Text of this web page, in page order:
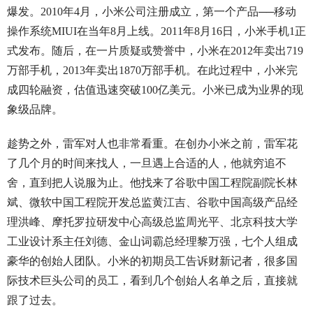
爆发。2010年4月，小米公司注册成立，第一个产品──移动
操作系统MIUI在当年8月上线。2011年8月16日，小米手机1正
式发布。随后，在一片质疑或赞誉中，小米在2012年卖出719
万部手机，2013年卖出1870万部手机。在此过程中，小米完
成四轮融资，估值迅速突破100亿美元。小米已成为业界的现
象级品牌。
趁势之外，雷军对人也非常看重。在创办小米之前，雷军花
了几个月的时间来找人，一旦遇上合适的人，他就穷追不
舍，直到把人说服为止。他找来了谷歌中国工程院副院长林
斌、微软中国工程院开发总监黄江吉、谷歌中国高级产品经
理洪峰、摩托罗拉研发中心高级总监周光平、北京科技大学
工业设计系主任刘德、金山词霸总经理黎万强，七个人组成
豪华的创始人团队。小米的初期员工告诉财新记者，很多国
际技术巨头公司的员工，看到几个创始人名单之后，直接就
跟了过去。